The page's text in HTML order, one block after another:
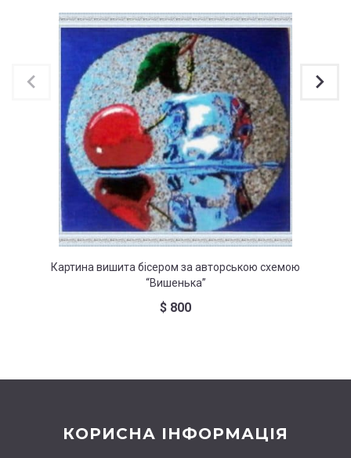
Картина вишита бісером за авторською схемою
“Вишенька”
$ 800
КОРИСНА ІНФОРМАЦІЯ